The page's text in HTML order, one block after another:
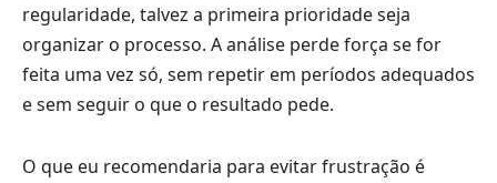
regularidade, talvez a primeira prioridade seja
organizar o processo. A análise perde força se for
feita uma vez só, sem repetir em períodos adequados
e sem seguir o que o resultado pede.
O que eu recomendaria para evitar frustração é